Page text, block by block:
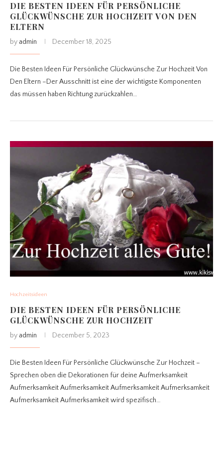
DIE BESTEN IDEEN FÜR PERSÖNLICHE
GLÜCKWÜNSCHE ZUR HOCHZEIT VON DEN
ELTERN
by admin December 18, 2025
Die Besten Ideen Für Persönliche Glückwünsche Zur Hochzeit Von
Den Eltern –Der Ausschnitt ist eine der wichtigste Komponenten
das müssen haben Richtung zurückzahlen…
Hochzeitsideen
DIE BESTEN IDEEN FÜR PERSÖNLICHE
GLÜCKWÜNSCHE ZUR HOCHZEIT
by admin December 5, 2023
Die Besten Ideen Für Persönliche Glückwünsche Zur Hochzeit –
Sprechen oben die Dekorationen für deine Aufmerksamkeit
Aufmerksamkeit Aufmerksamkeit Aufmerksamkeit Aufmerksamkeit
Aufmerksamkeit Aufmerksamkeit wird spezifisch…